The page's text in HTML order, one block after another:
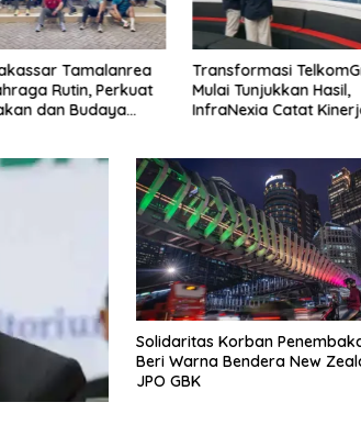
Tamalanrea
Rutin, Perkuat
dan Budaya
Transformasi
Mulai Tunjukkan Hasil,
InfraNexia Catat
Solidaritas Korban
Beri Warna Bendera New
JPO GBK